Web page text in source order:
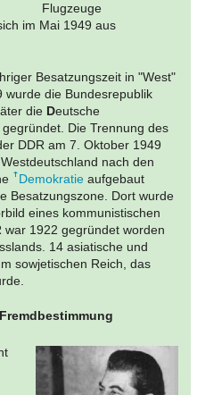
Flugzeuge
im Mai 1949 aus
Besatzungszeit in "West"
wurde die Bundesrepublik
die Deutsche
gegründet. Die Trennung des
DDR am 7. Oktober 1949
nach den
Demokratie aufgebaut
Besatzungszone. Dort wurde
eines kommunistischen
war 1922 gegründet worden
14 asiatische und
sowjetischen Reich, das